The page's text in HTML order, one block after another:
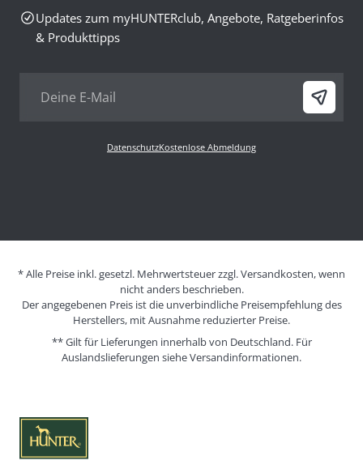
Updates zum myHUNTERclub, Angebote, Ratgeberinfos
& Produkttipps
DatenschutzKostenlose Abmeldung
* Alle Preise inkl. gesetzl. Mehrwertsteuer zzgl. Versandkosten, wenn
nicht anders beschrieben.
Der angegebenen Preis ist die unverbindliche Preisempfehlung des
Herstellers, mit Ausnahme reduzierter Preise.
** Gilt für Lieferungen innerhalb von Deutschland. Für
Auslandslieferungen sieheVersandinformationen.